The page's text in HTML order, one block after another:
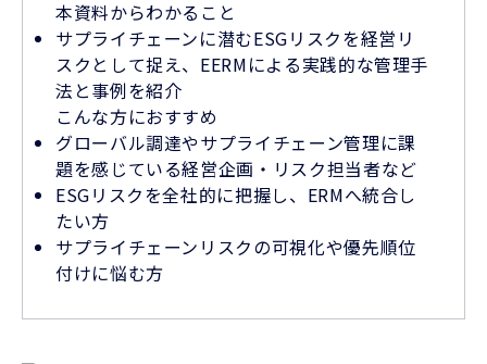
本資料からわかること
サプライチェーンに潜むESGリスクを経営リ
スクとして捉え、EERMによる実践的な管理手
法と事例を紹介
こんな方におすすめ
グローバル調達やサプライチェーン管理に課
題を感じている経営企画・リスク担当者など
ESGリスクを全社的に把握し、ERMへ統合し
たい方
サプライチェーンリスクの可視化や優先順位
付けに悩む方